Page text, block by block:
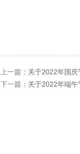
上一篇： 关于2022年国庆
下一篇： 关于2022年端午